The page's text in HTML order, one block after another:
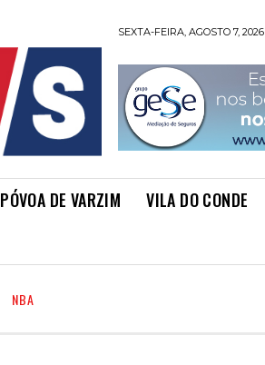
SEXTA-FEIRA, AGOSTO 7, 2026
PÓVOA DE VARZIM VILA DO CONDE
NBA